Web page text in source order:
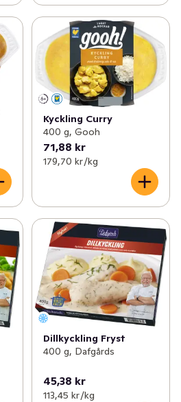
Kyckling Curry
400 g, Gooh
71,88 kr
179,70 kr /kg
Dillkyckling Fryst
400 g, Dafgårds
45,38 kr
113,45 kr /kg